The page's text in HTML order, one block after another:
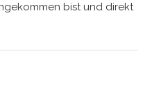
bist und direkt